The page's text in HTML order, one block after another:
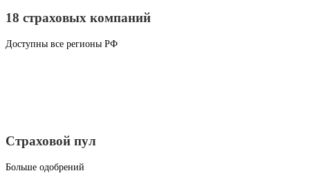
18 страховых компаний
Доступны все регионы РФ
Страховой пул
Больше одобрений